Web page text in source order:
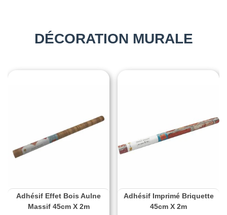
DÉCORATION MURALE
Adhésif Effet Bois Aulne
Massif 45cm X 2m
Adhésif Imprimé Briquette
45cm X 2m